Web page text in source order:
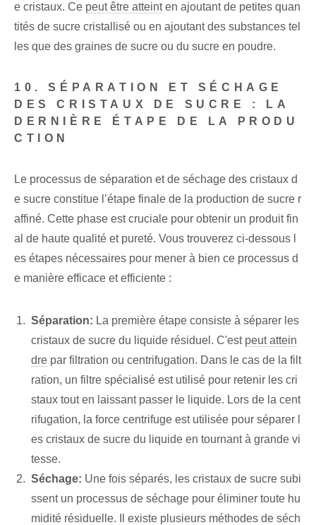
e cristaux. Ce peut être atteinten ajoutant de petites quan
tités de sucre cristallisé ou en ajoutant des substances tel
les que des graines de sucre ou du sucre en poudre.
10. SÉPARATION ET SÉCHAGE
DES CRISTAUX DE SUCRE : LA
DERNIÈRE ÉTAPE DE LA PRODU
CTION
Le processus de séparation et de séchage des cristaux d
e sucre constitue l’étape finale de la production de sucre r
affiné. Cette phase est cruciale pour obtenir un produit fin
al de haute qualité et pureté. Vous trouverez ci-dessous l
es étapes nécessaires pour mener à bien ce processus d
e manière efficace et efficiente :
Séparation: La première étape consiste à séparer les
cristaux de sucre du liquide résiduel. C'est peut attein
dre par filtration ou centrifugation. Dans le cas de la filt
ration, un filtre spécialisé est utilisé pour retenir les cri
staux tout en laissant passer le liquide. Lors de la cent
rifugation, la force centrifuge est utilisée pour séparer l
es cristaux de sucre du liquide en tournant à grande vi
tesse.
Séchage: Une fois séparés, les cristaux de sucre subi
ssent un processus de séchage pour éliminer toute hu
midité résiduelle. Il existe plusieurs méthodes de séch